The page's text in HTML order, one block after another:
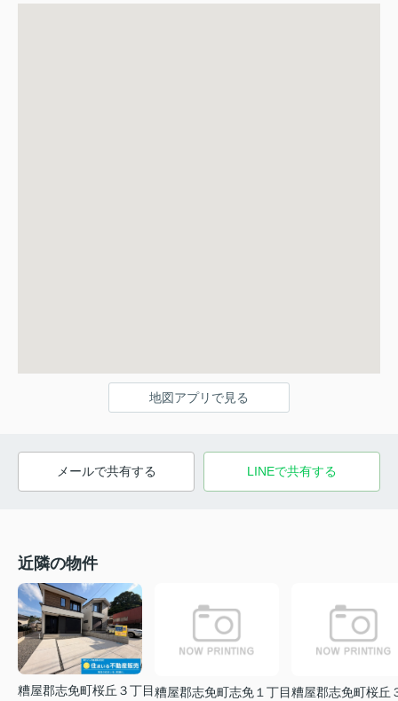
地図アプリで見る
メールで共有する LINEで共有する
近隣の物件
糟屋郡志免町桜丘３丁目糟屋郡志免町志免１丁目糟屋郡志免町桜丘